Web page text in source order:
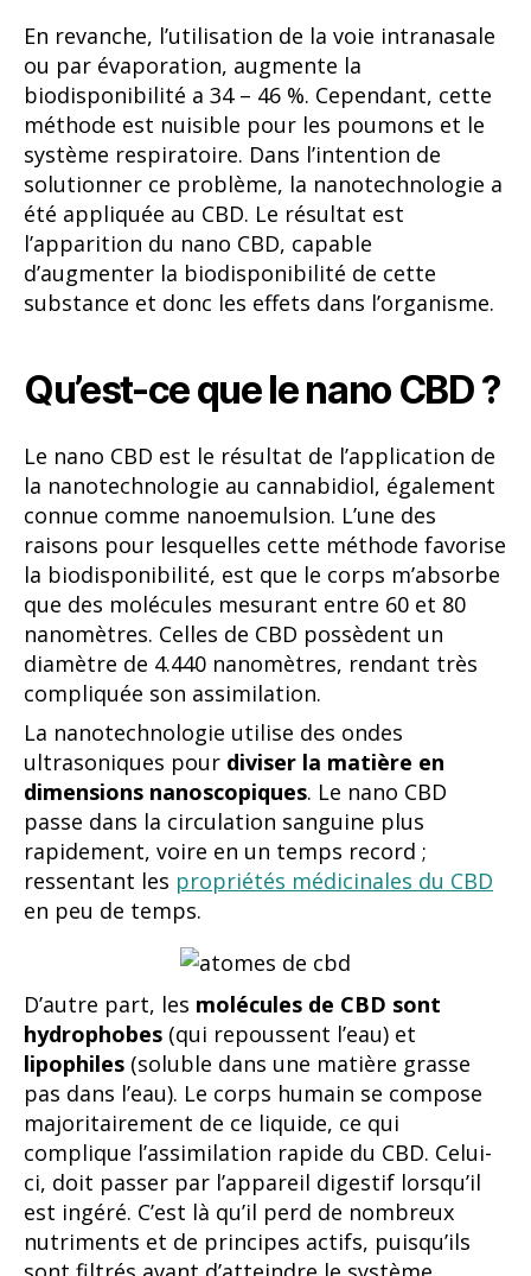
En revanche, l’utilisation de la voie intranasale
ou par évaporation, augmente la
biodisponibilité a 34 – 46 %. Cependant, cette
méthode est nuisible pour les poumons et le
système respiratoire. Dans l’intention de
solutionner ce problème, la nanotechnologie a
été appliquée au CBD. Le résultat est
l’apparition du nano CBD, capable
d’augmenter la biodisponibilité de cette
substance et donc les effets dans l’organisme.
Qu’est-ce que le nano CBD ?
Le nano CBD est le résultat de l’application de
la nanotechnologie au cannabidiol, également
connue comme nanoemulsion. L’une des
raisons pour lesquelles cette méthode favorise
la biodisponibilité, est que le corps m’absorbe
que des molécules mesurant entre 60 et 80
nanomètres. Celles de CBD possèdent un
diamètre de 4.440 nanomètres, rendant très
compliquée son assimilation.
La nanotechnologie utilise des ondes
ultrasoniques pour diviser la matière en
dimensions nanoscopiques. Le nano CBD
passe dans la circulation sanguine plus
rapidement, voire en un temps record ;
ressentant les propriétés médicinales du CBD
en peu de temps.
D’autre part, les molécules de CBD sont
hydrophobes (qui repoussent l’eau) et
lipophiles (soluble dans une matière grasse
pas dans l’eau). Le corps humain se compose
majoritairement de ce liquide, ce qui
complique l’assimilation rapide du CBD. Celui-
ci, doit passer par l’appareil digestif lorsqu’il
est ingéré. C’est là qu’il perd de nombreux
nutriments et de principes actifs, puisqu’ils